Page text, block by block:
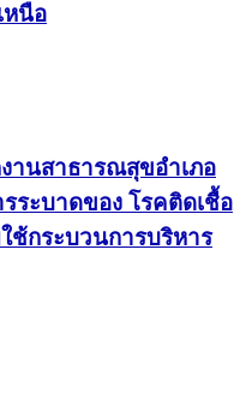
หนือ
านสาธารณสุขอำเภอ
ระบาดของ โรคติดเชื้อ
ช้กระบวนการบริหาร